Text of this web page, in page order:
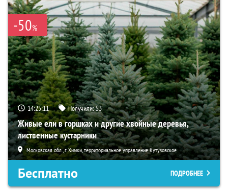
-50%
14:25:10 Получили:53
Живые ели в горшках и другие хвойные деревья,
лиственные кустарники
Московская обл., г. Химки, территориальное управление Кутузовское
Бесплатно ПОДРОБНЕЕ